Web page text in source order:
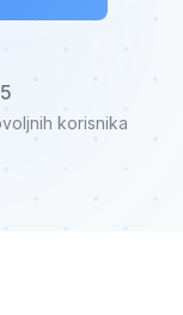
korisnika